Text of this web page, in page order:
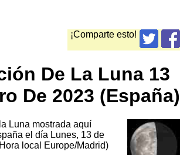
¡Comparte esto!
De La Luna 13
De 2023 (España)
Luna mostrada aquí
el día Lunes, 13 de
local Europe/Madrid)